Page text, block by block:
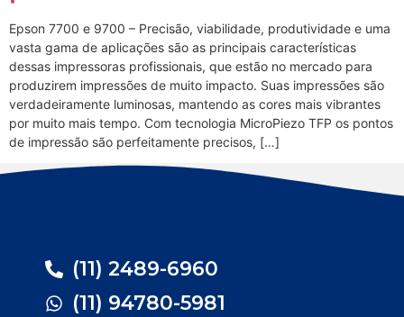
Epson 7700 e 9700 – Precisão, viabilidade, produtividade e uma
vasta gama de aplicações são as principais características
dessas impressoras profissionais, que estão no mercado para
produzirem impressões de muito impacto. Suas impressões são
verdadeiramente luminosas, mantendo as cores mais vibrantes
por muito mais tempo. Com tecnologia MicroPiezo TFP os pontos
de impressão são perfeitamente precisos, […]
(11) 2489-6960
(11) 94780-5981